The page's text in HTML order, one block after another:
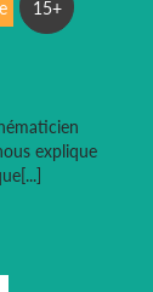
explique
15+